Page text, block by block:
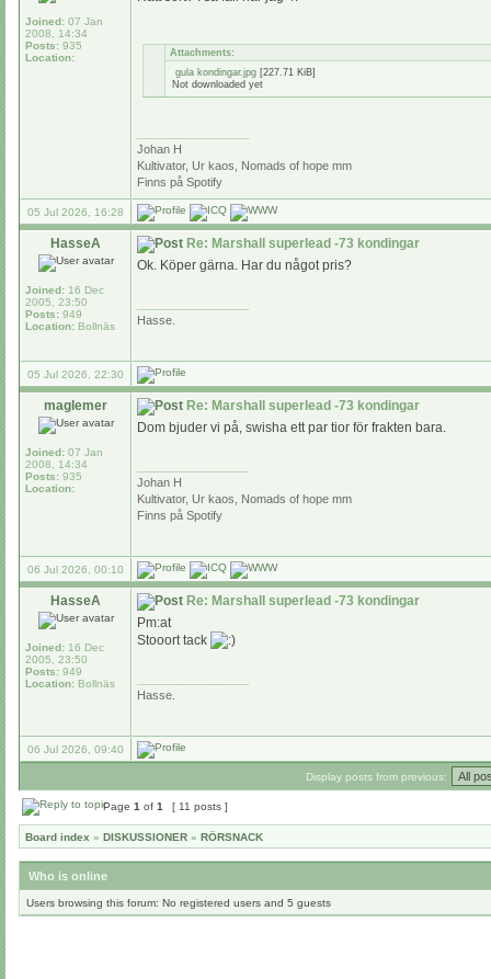
Joined: 07 Jan
2008, 14:34
Posts: 935
Location:
Attachments:
gula kondingar.jpg [227.71 KiB]
Not downloaded yet
Johan H
Kultivator, Ur kaos, Nomads of hope mm
Finns på Spotify
05 Jul 2026, 16:28
HasseA
Joined: 16 Dec
2005, 23:50
Posts: 949
Location: Bollnäs
Re: Marshall superlead -73 kondingar
Ok. Köper gärna. Har du något pris?
Hasse.
05 Jul 2026, 22:30
maglemer
Joined: 07 Jan
2008, 14:34
Posts: 935
Location:
Re: Marshall superlead -73 kondingar
Dom bjuder vi på, swisha ett par tior för frakten bara.
Johan H
Kultivator, Ur kaos, Nomads of hope mm
Finns på Spotify
06 Jul 2026, 00:10
HasseA
Joined: 16 Dec
2005, 23:50
Posts: 949
Location: Bollnäs
Re: Marshall superlead -73 kondingar
Pm:at
Stooort tack
Hasse.
06 Jul 2026, 09:40
Display posts from previous:
Page 1 of 1 [ 11 posts ]
Board index » DISKUSSIONER » RÖRSNACK
Who is online
Users browsing this forum: No registered users and 5 guests